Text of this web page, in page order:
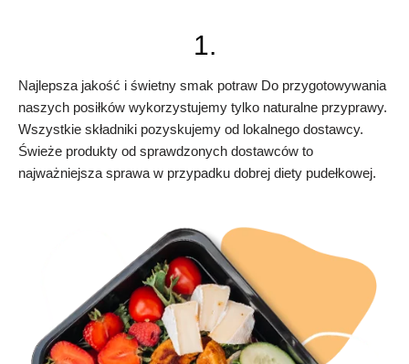
1.
Najlepsza jakość i świetny smak potraw Do przygotowywania
naszych posiłków wykorzystujemy tylko naturalne przyprawy.
Wszystkie składniki pozyskujemy od lokalnego dostawcy.
Świeże produkty od sprawdzonych dostawców to
najważniejsza sprawa w przypadku dobrej diety pudełkowej.